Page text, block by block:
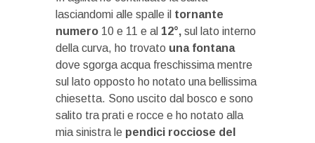
lasciandomi alle spalle il tornante
numero 10 e 11 e al 12°, sul lato interno
della curva, ho trovato una fontana
dove sgorga acqua freschissima mentre
sul lato opposto ho notato una bellissima
chiesetta. Sono uscito dal bosco e sono
salito tra prati e rocce e ho notato alla
mia sinistra le pendici rocciose del